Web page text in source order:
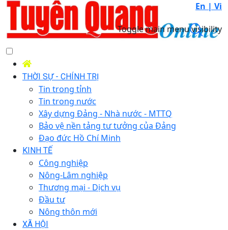
En | Vi
Toggle main menu visibility
THỜI SỰ - CHÍNH TRỊ
Tin trong tỉnh
Tin trong nước
Xây dựng Đảng - Nhà nước - MTTQ
Bảo vệ nền tảng tư tưởng của Đảng
Đạo đức Hồ Chí Minh
KINH TẾ
Công nghiệp
Nông-Lâm nghiệp
Thương mại - Dịch vụ
Đầu tư
Nông thôn mới
XÃ HỘI